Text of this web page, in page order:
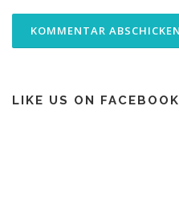
LIKE US ON FACEBOOK